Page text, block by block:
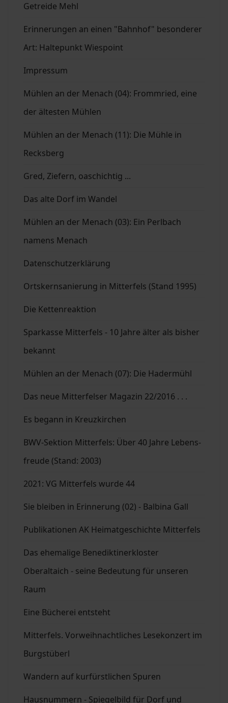
Getreide Mehl
Erinnerungen an einen "Bahnhof" besonderer
Art: Haltepunkt Wiespoint
Impressum
Mühlen an der Menach (04): Frommried, eine
der ältesten Mühlen
Mühlen an der Menach (11): Die Mühle in
Recksberg
Gred, Ziefern, oaschichtig ...
Das alte Dorf im Wandel
Mühlen an der Menach (03): Ein Perlbach
namens Menach
Datenschutzerklärung
Ortskernsanierung in Mitterfels (Stand 1995)
Die Kettenreaktion
Sparkasse Mitterfels - 10 Jahre älter als bisher
bekannt
Mühlen an der Menach (07): Die Hadermühl
Das neue Mitterfelser Magazin 22/2016 . . .
Es begann in Kreuzkirchen
BWV-Sektion Mitterfels: Über 40 Jahre Lebens-
freude (Stand: 2003)
2021: VG Mitterfels wurde 44
Sie bleiben in Erinnerung (02) - Balbina Gall
Publikationen AK Heimatgeschichte Mitterfels
Das ehemalige Benediktinerkloster
Oberaltaich - seine Bedeutung für unseren
Raum
Eine Bücherei entsteht
Mitterfels. Vorweihnachtliches Lesekonzert im
Burgstüberl
Wandern auf kurfürstlichen Spuren
Hausnummern - Spiegelbild für Dorf und